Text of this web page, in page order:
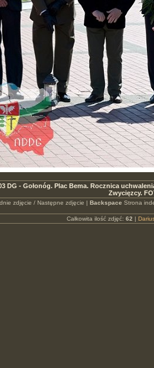
DG - Gołonóg. Plac Bema. Rocznica
Zwycięzcy.
zdjęcie / Następne zdjęcie | Backspace Strona
Całkowita ilość zdjęć: 62 |